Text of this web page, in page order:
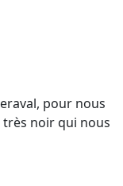
pour nous
très noir qui nous